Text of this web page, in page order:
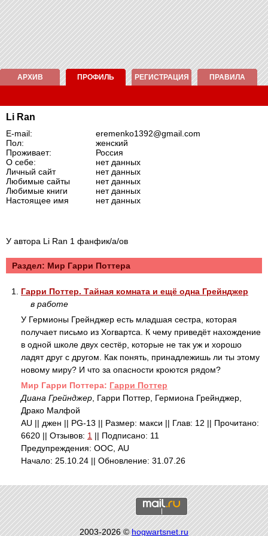
АРХИВ ПРОФИЛЬ РЕГИСТРАЦИЯ ПРАВИЛА
Li Ran
E-mail:
eremenko1392@gmail.com
Пол:
женский
Проживает:
Россия
О себе:
нет данных
Личный сайт
нет данных
Любимые сайты
нет данных
Любимые книги
нет данных
Настоящее имя
нет данных
У автора Li Ran 1 фанфик/а/ов
Раздел: Mир Гарри Поттера
1. Гарри Поттер. Тайная комната и ещё одна Грейнджер
в работе
У Гермионы Грейнджер есть младшая сестра, которая
получает письмо из Хогвартса. К чему приведёт нахождение
в одной школе двух сестёр, которые не так уж и хорошо
ладят друг с другом. Как понять, принадлежишь ли ты этому
новому миру? И что за опасности кроются рядом?
Mир Гарри Поттера: Гарри Поттер
Диана Грейнджер , Гарри Поттер, Гермиона Грейнджер,
Драко Малфой
AU || джен || PG-13 || Размер: макси || Глав: 12 || Прочитано:
6620 || Отзывов: 1 || Подписано: 11
Предупреждения: ООС, AU
Начало: 25.10.24 || Обновление: 31.07.26
2003-2026 ©hogwartsnet.ru